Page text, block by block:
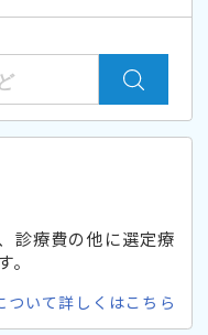
診療費の他に選定療
ついて詳しくはこちら